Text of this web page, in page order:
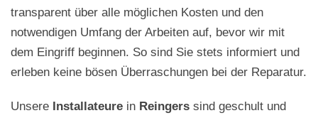
transparent über alle möglichen Kosten und den
notwendigen Umfang der Arbeiten auf, bevor wir mit
dem Eingriff beginnen. So sind Sie stets informiert und
erleben keine bösen Überraschungen bei der Reparatur.
Unsere Installateure in Reingers sind geschult und